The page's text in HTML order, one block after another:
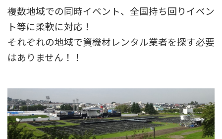
複数地域での同時イベント、全国持ち回りイベン
ト等に柔軟に対応！
それぞれの地域で資機材レンタル業者を探す必要
はありません！！